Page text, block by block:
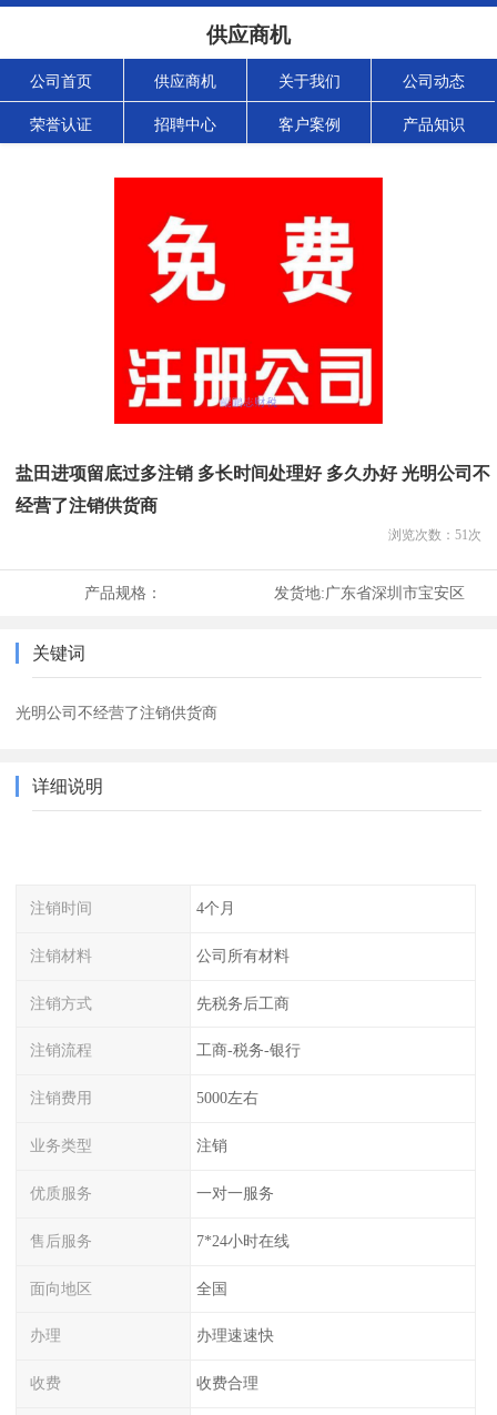
供应商机
公司首页 供应商机 关于我们 公司动态
荣誉认证 招聘中心 客户案例 产品知识
盐田进项留底过多注销 多长时间处理好 多久办好 光明公司不
经营了注销供货商
浏览次数： 51次
产品规格： 发货地:广东省深圳市宝安区
关键词
光明公司不经营了注销供货商
详细说明
注销时间 4个月
注销材料 公司所有材料
注销方式 先税务后工商
注销流程 工商-税务-银行
注销费用 5000左右
业务类型 注销
优质服务 一对一服务
售后服务 7*24小时在线
面向地区 全国
办理 办理速速快
收费 收费合理